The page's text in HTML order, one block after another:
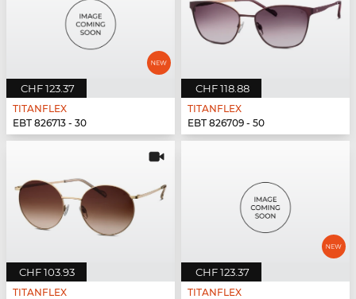
CHF 123.37
TITANFLEX
EBT 826713 - 30
CHF 118.88
TITANFLEX
EBT 826709 - 50
CHF 103.93
TITANFLEX
CHF 123.37
TITANFLEX